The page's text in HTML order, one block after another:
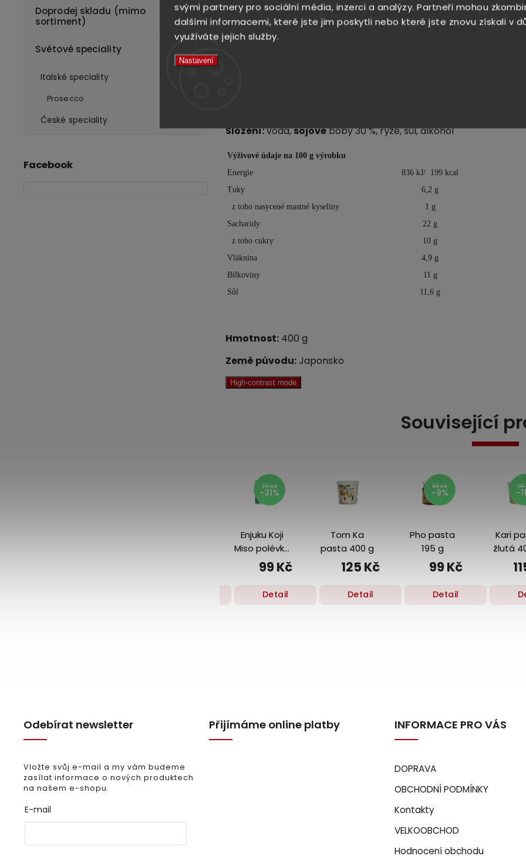
svými partnery pro sociální média, inzerci a analýzy. Partneři mohou
dalšími informacemi, které jste jim poskytli nebo které jste znovu získali v
využíváte jejich služby.
Nastavení
Doprodej skladu (mimo
sortiment)
Světové speciality
Italské speciality
Prosecco
České speciality
Facebook
Bílá miso pasta Hikari je všestranným pomocníkem v kuchyni, který v
sobě spojuje jemnost a bohatost tradičního japonského dochucovadla.
Díky své příjemné chuti je vhodná i pro začátečníky v asijské kuchyni –
Složení:voda,sójovéboby 30 %, rýže, sůl, alkohol
Výživové údaje na 100 g výrobku
Energie
836 kJ/ 199 kcal
Tuky
6,2 g
z toho nasycené mastné kyseliny
1 g
Sacharidy
22 g
z toho cukry
10 g
Vláknina
4,9 g
Bílkoviny
11 g
Sůl
11,6 g
Hmotnost: 400 g
Země původu:Japonsko
High-contrast mode
Související
Tom Ka
pasta 400 g
125 Kč
Detail
99 Kč
-9%
Pho pasta
195 g
99 Kč
Detail
115 Kč
-11%
Kari pasta
žlutá 400 g
115 Kč
Detail
rýže
Odebírat newsletter
Vložte svůj e-mail a my vám budeme
zasílat informace o nových produktech
na našem e-shopu.
E-mail
Přijímáme online platby INFORMACE PRO VÁS
DOPRAVA
OBCHODNÍ PODMÍNKY
Kontakty
VELKOOBCHOD
Hodnocení obchodu